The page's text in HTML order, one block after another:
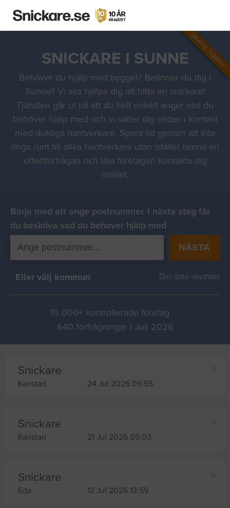
GRATIS TJÄNST
SNICKARE I SUNNE
Behöver du hjälp med bygget? Befinner du dig i
Sunne? Vi ska hjälpa dig att hitta en snickare!
Tjänsten går ut på att du helt enkelt anger vad du
behöver hjälp med och vi sätter dig sedan i kontakt
med duktiga hantverkare. Spara tid genom att inte
ringa runt till olika hantverkare utan istället lämna en
offertförfrågan och låta företagen kontakta dig
istället.
Börja med att ange postnummer. I nästa steg får
du beskriva vad du behover hjälp med
NÄSTA
Eller välj kommun Din data skyddas
15 000+ kontrollerade företag
640 förfrågningar i Juli 2026
Snickare
Karlstad 24 Jul 2026 06:55
Snickare
Karlstad 21 Jul 2026 09:03
Snickare
Eda 12 Jul 2026 13:59